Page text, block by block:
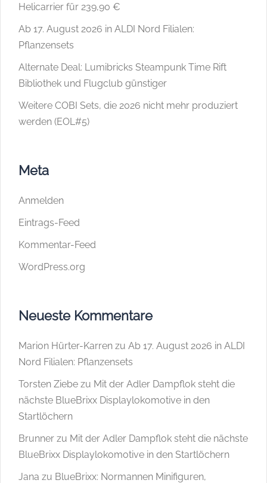
Helicarrier für 239,90 €
Ab 17. August 2026 in ALDI Nord Filialen:
Pflanzensets
Alternate Deal: Lumibricks Steampunk Time Rift
Bibliothek und Flugclub günstiger
Weitere COBI Sets, die 2026 nicht mehr produziert
werden (EOL#5)
Meta
Anmelden
Eintrags-Feed
Kommentar-Feed
WordPress.org
Neueste Kommentare
Marion Hürter-Karren zu Ab 17. August 2026 in ALDI
Nord Filialen: Pflanzensets
Torsten Ziebe zu Mit der Adler Dampflok steht die
nächste BlueBrixx Displaylokomotive in den
Startlöchern
Brunner zu Mit der Adler Dampflok steht die nächste
BlueBrixx Displaylokomotive in den Startlöchern
Jana zu BlueBrixx: Normannen Minifiguren,